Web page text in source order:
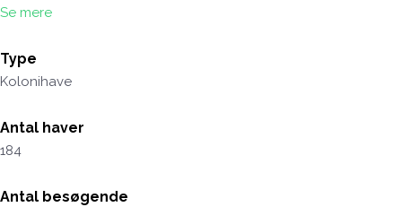
Se mere
Type
Kolonihave
Antal haver
184
Antal besøgende